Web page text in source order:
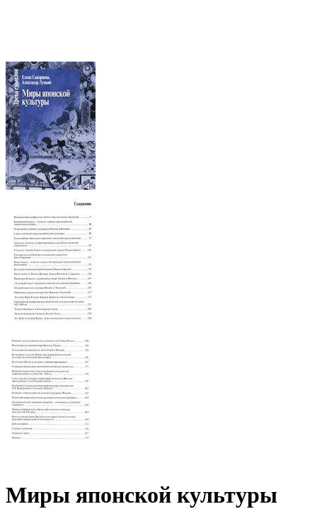
Миры японской культуры